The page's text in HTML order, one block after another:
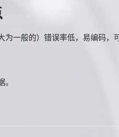
为一般的）错误率低，易编码，